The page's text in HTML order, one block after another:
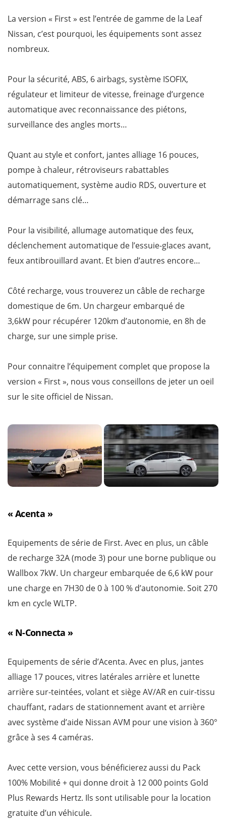
La version « First » est l’entrée de gamme de la Leaf
Nissan, c’est pourquoi, les équipements sont assez
nombreux.
Pour la sécurité, ABS, 6 airbags, système ISOFIX,
régulateur et limiteur de vitesse, freinage d’urgence
automatique avec reconnaissance des piétons,
surveillance des angles morts…
Quant au style et confort, jantes alliage 16 pouces,
pompe à chaleur, rétroviseurs rabattables
automatiquement, système audio RDS, ouverture et
démarrage sans clé…
Pour la visibilité, allumage automatique des feux,
déclenchement automatique de l’essuie-glaces avant,
feux antibrouillard avant. Et bien d’autres encore…
Côté recharge, vous trouverez un câble de recharge
domestique de 6m. Un chargeur embarqué de
3,6kW pour récupérer 120km d’autonomie, en 8h de
charge, sur une simple prise.
Pour connaitre l’équipement complet que propose la
version « First », nous vous conseillons de jeter un oeil
sur le site officiel de Nissan.
« Acenta »
Equipements de série de First. Avec en plus, un câble
de recharge 32A (mode 3) pour une borne publique ou
Wallbox 7kW. Un chargeur embarquée de 6,6 kW pour
une charge en 7H30 de 0 à 100 % d’autonomie. Soit 270
km en cycle WLTP.
« N-Connecta »
Equipements de série d’Acenta. Avec en plus, jantes
alliage 17 pouces, vitres latérales arrière et lunette
arrière sur-teintées, volant et siège AV/AR en cuir-tissu
chauffant, radars de stationnement avant et arrière
avec système d’aide Nissan AVM pour une vision à 360°
grâce à ses 4 caméras.
Avec cette version, vous bénéficierez aussi du Pack
100% Mobilité + qui donne droit à 12 000 points Gold
Plus Rewards Hertz. Ils sont utilisable pour la location
gratuite d’un véhicule.